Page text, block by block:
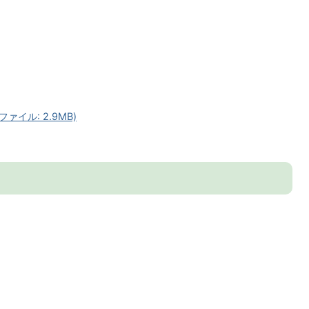
ァイル: 2.9MB)